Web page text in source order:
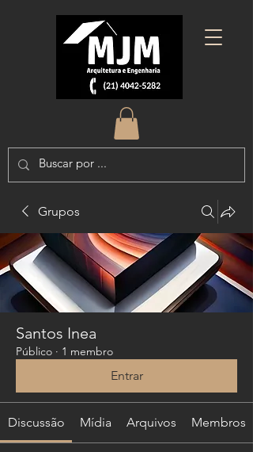
Grupos
Santos Inea
Público · 1 membro
Entrar
Discussão Mídia Arquivos Membros